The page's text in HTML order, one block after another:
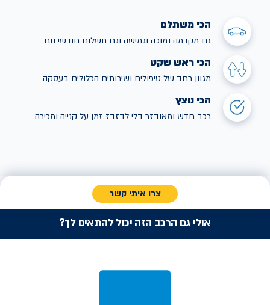
הכי משתלם
גם מקדמה נמוכה וגמישה וגם תשלום חודשי נוח
הכי ראש שקט
מגוון רחב של טיפולים ושירותים הכלולים בעסקה
הכי נוצץ
רכב חדש ומאובזר בלי לבזבז זמן על קנייה ומכירה
צרו איתי קשר
אולי גם הרכב הזה יכול להתאים לך?